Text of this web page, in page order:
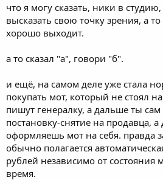
что я могу сказать, ники в
высказать свою точку зрения, а
хорошо выходит.
а то сказал "а", говори "б".
и ещё, на самом деле уже стала
покупать мот, который не стоял
пишут генералку, а дальше ты
постановку-снятие на продавца,
оформляешь мот на себя. правда
обычно полагается
рублей независимо от состояния
время.